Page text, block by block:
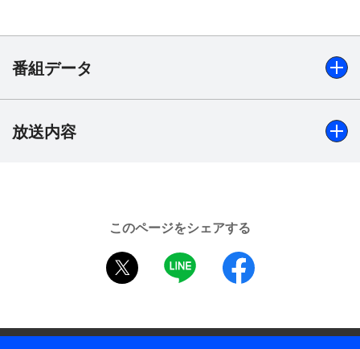
番組データ
出演
矢島公紀、イ・サンホ
放送内容
このページをシェアする
twitter
LINE